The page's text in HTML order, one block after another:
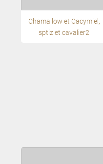
Chamallow et Cacymiel,
sptiz et cavalier2